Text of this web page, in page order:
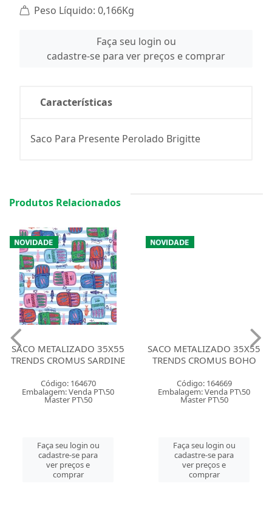
Peso Líquido: 0,166Kg
Faça seu login ou
cadastre-se para ver preços e comprar
Características
Saco Para Presente Perolado Brigitte
Produtos Relacionados
SACO METALIZADO 35X55
TRENDS CROMUS SARDINE
Código: 164670
Embalagem: Venda PT\50
Master PT\50
Faça seu login ou
cadastre-se para
ver preços e
comprar
SACO METALIZADO 35X55
TRENDS CROMUS BOHO
Código: 164669
Embalagem: Venda PT\50
Master PT\50
Faça seu login ou
cadastre-se para
ver preços e
comprar